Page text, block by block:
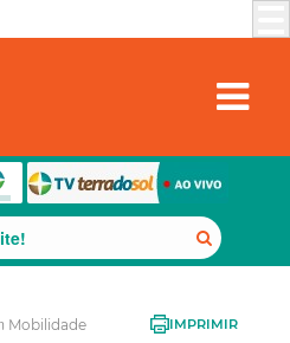
Mobilidade IMPRIMIR